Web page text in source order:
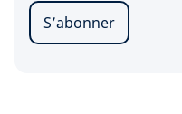
S’abonner